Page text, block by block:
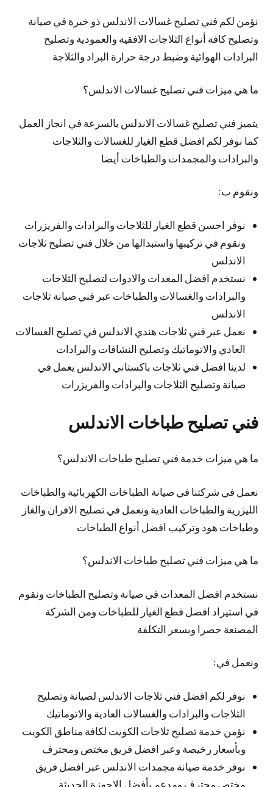
نؤمن لكم فني تصليح غسالات الاندلس ذو خبرة في صيانة
وتصليح كافة أنواع الثلاجات الافقية والعمودية وتصليح
البرادات الهوائية وضبط درجة حرارة البراد والثلاجة
ما هي ميزات فني تصليح غسالات الاندلس؟
يتميز فني تصليح غسالات الاندلس بالسرعة في انجاز العمل
كما نوفر لكم افضل قطع الغيار للغسالات والثلاجات
والبرادات والمجمدات والطباخات أيضا
ونقوم ب:
نوفر احسن قطع الغيار للثلاجات والبرادات والفريزرات
ونقوم في تركيبها واستبدالها من خلال فني تصليح ثلاجات
الاندلس
نستخدم افضل المعدات والادوات لتصليح الثلاجات
والبرادات والغسالات والطباخات عبر فني صيانة ثلاجات
الاندلس
نعمل عبر فني ثلاجات هندي الاندلس في تصليح الغسالات
العادي والاتوماتيك وتصليح النشافات والبرادات
لدينا افضل فني ثلاجات باكستاني الاندلس يعمل في
صيانة وتصليح الثلاجات والبرادات والفريزرات
فني تصليح طباخات الاندلس
ما هي ميزات خدمة فني تصليح طباخات الاندلس؟
نعمل في شركتنا في صيانة الطباخات الكهربائية والطباخات
الليزرية والطباخات العادية ونعمل في تصليح الافران والغاز
وطباخات هود وتركيب افضل أنواع الطباخات
ما هي ميزات فني تصليح طباخات الاندلس؟
نستخدم افضل المعدات في صيانة وتصليح الطباخات ونقوم
في استيراد افضل قطع الغيار للطباخات ومن الشركة
المصنعة حصرا وبسعر التكلفة
ونعمل في:
نوفر لكم افضل فني ثلاجات الاندلس لصيانة وتصليح
الثلاجات والبرادات والغسالات العادية والاتوماتيك
نؤمن خدمة تصليح ثلاجات الكويت لكافة مناطق الكويت
وبأسعار رخيصة وعبر افضل فريق مختص ومحترف
نوفر خدمة صيانة مجمدات الاندلس عبر افضل فريق
مختص محترف ومدعم بأفضل الاجهزة الحديثة